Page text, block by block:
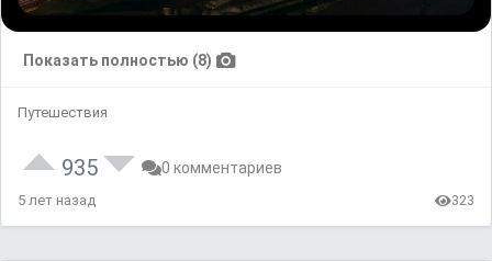
Показать полностью (8)
Путешествия
935 0 комментариев
5 лет назад 323